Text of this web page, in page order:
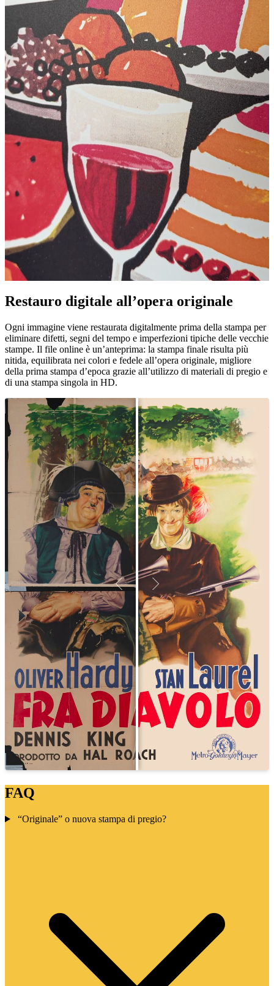
Restauro digitale all’opera originale
Ogni immagine viene restaurata digitalmente prima della stampa per
eliminare difetti, segni del tempo e imperfezioni tipiche delle vecchie
stampe. Il file online è un’anteprima: la stampa finale risulta più
nitida, equilibrata nei colori e fedele all’opera originale, migliore
della prima stampa d’epoca grazie all’utilizzo di materiali di pregio e
di una stampa singola in HD.
FAQ
“Originale” o nuova stampa di pregio?